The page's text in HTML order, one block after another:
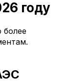
году
более